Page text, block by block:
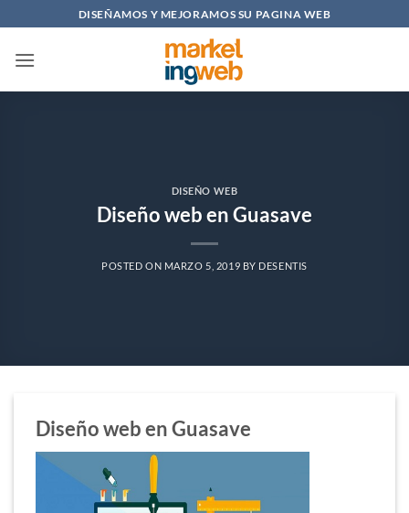
al
contenido
DISEÑAMOS Y MEJORAMOS SU PAGINA WEB
DISEÑO WEB
Diseño web en Guasave
POSTED ON MARZO 5, 2019 BY DESENTIS
Diseño web en Guasave